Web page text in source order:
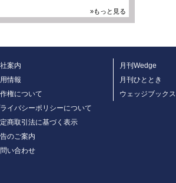
»もっと見る
案内
情報
権について
イバシーポリシーについて
商取引法に基づく表示
のご案内
い合わせ
月刊Wedge
月刊ひととき
ウェッジブックス